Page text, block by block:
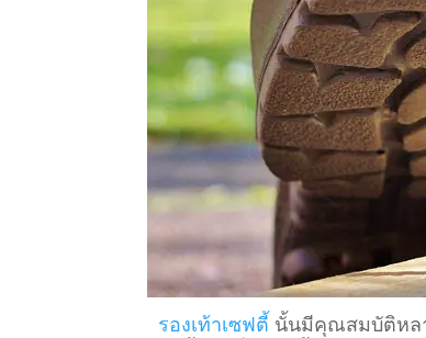
รองเท้าเซฟตี้ นั้นมีคุณสมบัติหล